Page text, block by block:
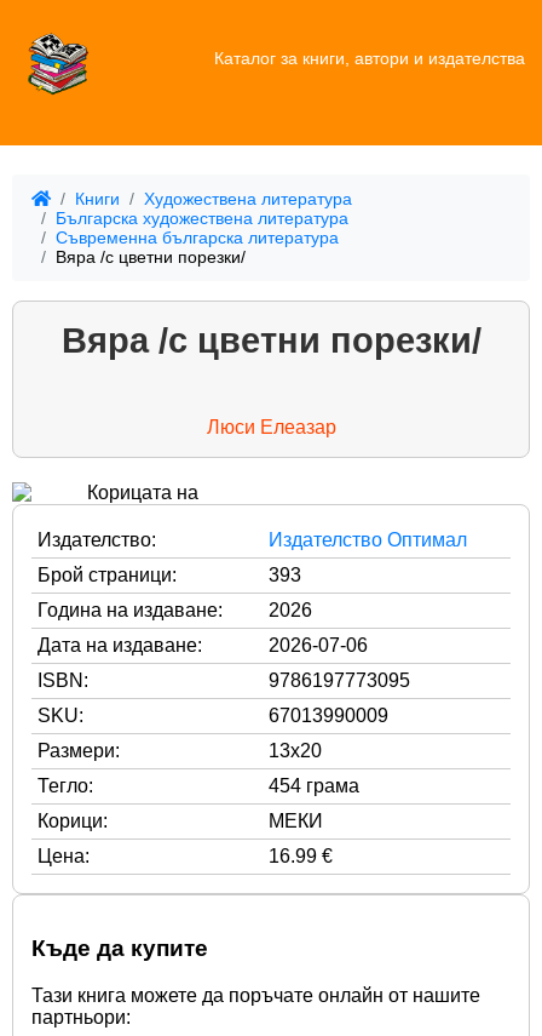
Каталог за книги, автори и издателства
Книги
Художествена литература
Българска художествена литература
Съвременна българска литература
Вяра /с цветни порезки/
Вяра /с цветни порезки/
Люси Елеазар
Издателство:
Издателство Оптимал
Брой страници:
393
Година на издаване:
2026
Дата на издаване:
2026-07-06
ISBN:
9786197773095
SKU:
67013990009
Размери:
13x20
Тегло:
454 грама
Корици:
МЕКИ
Цена:
16.99 €
Къде да купите
Тази книга можете да поръчате онлайн от нашите
партньори: